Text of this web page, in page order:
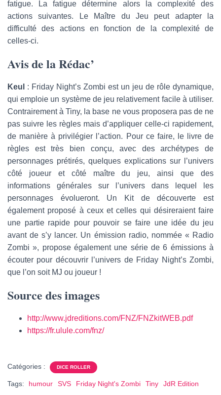
fatigue. La fatigue détermine alors la complexité des
actions suivantes. Le Maître du Jeu peut adapter la
difficulté des actions en fonction de la complexité de
celles-ci.
Avis de la Rédac’
Keul : Friday Night’s Zombi est un jeu de rôle dynamique,
qui emploie un système de jeu relativement facile à utiliser.
Contrairement à Tiny, la base ne vous proposera pas de ne
pas suivre les règles mais d’appliquer celle-ci rapidement,
de manière à privilégier l’action. Pour ce faire, le livre de
règles est très bien conçu, avec des archétypes de
personnages prétirés, quelques explications sur l’univers
côté joueur et côté maître du jeu, ainsi que des
informations générales sur l’univers dans lequel les
personnages évolueront. Un Kit de découverte est
également proposé à ceux et celles qui désireraient faire
une partie rapide pour pouvoir se faire une idée du jeu
avant de s’y lancer. Un émission radio, nommée « Radio
Zombi », propose également une série de 6 émissions à
écouter pour découvrir l’univers de Friday Night’s Zombi,
que l’on soit MJ ou joueur !
Source des images
http://www.jdreditions.com/FNZ/FNZkitWEB.pdf
https://fr.ulule.com/fnz/
Catégories : DICE ROLLER
Tags: humour SVS Friday Night's Zombi Tiny
JdR Edition